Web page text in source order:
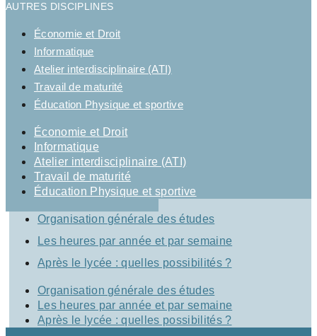
AUTRES DISCIPLINES
Économie et Droit
Informatique
Atelier interdisciplinaire (ATI)
Travail de maturité
Éducation Physique et sportive
Économie et Droit
Informatique
Atelier interdisciplinaire (ATI)
Travail de maturité
Éducation Physique et sportive
Organisation générale des études
Les heures par année et par semaine
Après le lycée : quelles possibilités ?
Organisation générale des études
Les heures par année et par semaine
Après le lycée : quelles possibilités ?